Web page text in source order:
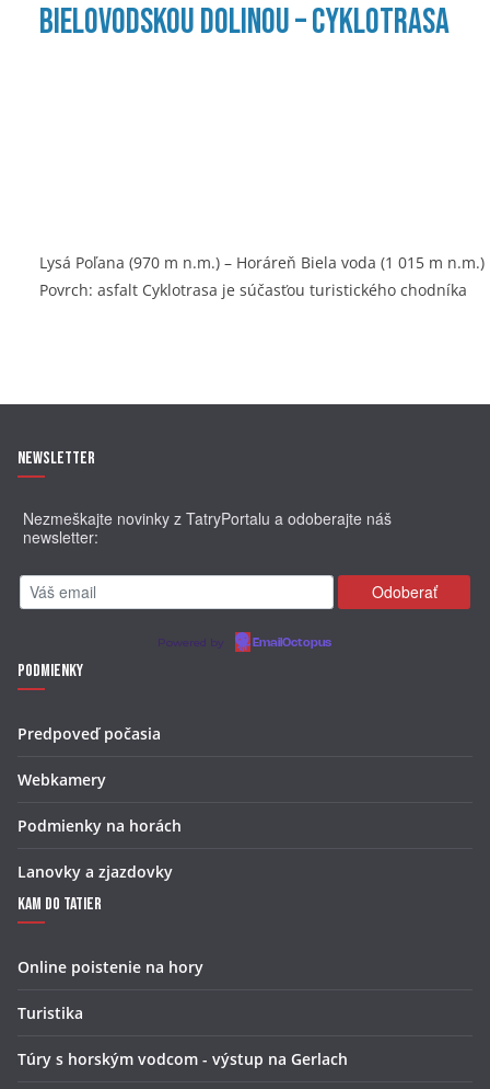
Bielovodskou dolinou – cyklotrasa
Lysá Poľana (970 m n.m.) – Horáreň Biela voda (1 015 m n.m.)
Povrch: asfalt Cyklotrasa je súčasťou turistického chodníka
Newsletter
Nezmeškajte novinky z TatryPortalu a odoberajte náš
newsletter:
Powered by EmailOctopus
Podmienky
Predpoveď počasia
Webkamery
Podmienky na horách
Lanovky a zjazdovky
Kam do Tatier
Online poistenie na hory
Turistika
Túry s horským vodcom - výstup na Gerlach